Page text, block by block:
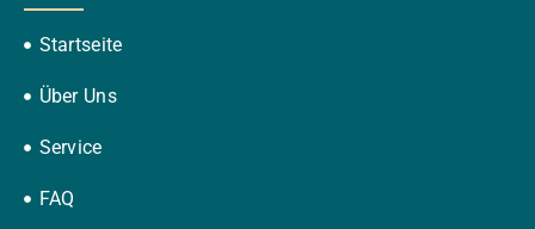
Startseite
Über Uns
Service
FAQ